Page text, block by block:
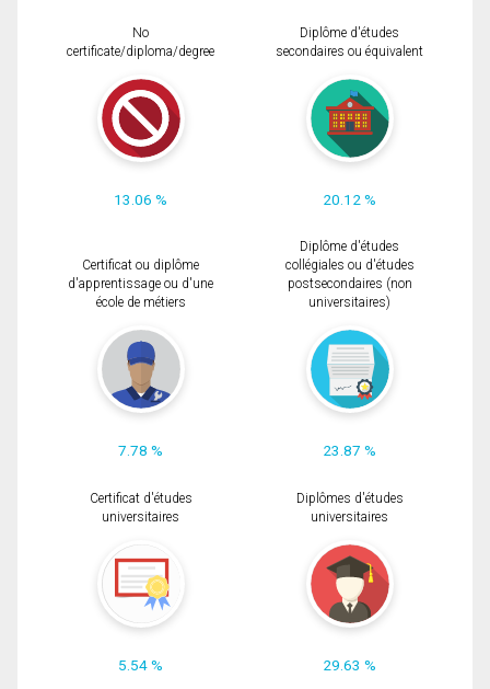
No
certificate/diploma/degree
13.06 %
Diplôme d'études
secondaires ou équivalent
20.12 %
Certificat ou diplôme
d'apprentissage ou d'une
école de métiers
7.78 %
Diplôme d'études
collégiales ou d'études
postsecondaires (non
universitaires)
23.87 %
Certificat d'études
universitaires
5.54 %
Diplômes d'études
universitaires
29.63 %